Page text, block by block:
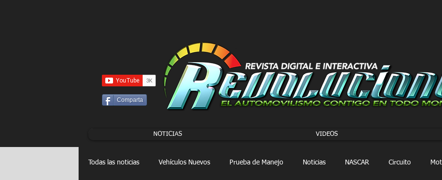
Comparta
NOTICIAS VIDEOS
Todas las noticias Vehículos Nuevos Prueba de Manejo Noticias NASCAR Circuito